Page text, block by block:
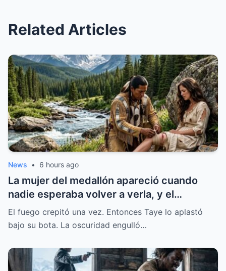
Related Articles
News • 6 hours ago
La mujer del medallón apareció cuando
nadie esperaba volver a verla, y el
pequeño objeto que llevaba consigo
despertó recuerdos, preguntas y una
permanecido en silencio, hasta cambiar la
forma en que todos entendían aquel
El fuego crepitó una vez. Entonces Taye lo aplastó
bajo su bota. La oscuridad engulló…